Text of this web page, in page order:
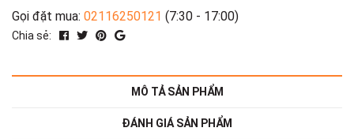
Gọi đặt mua: 02116250121 (7:30 - 17:00)
Chia sẻ:
MÔ TẢ SẢN PHẨM
ĐÁNH GIÁ SẢN PHẨM